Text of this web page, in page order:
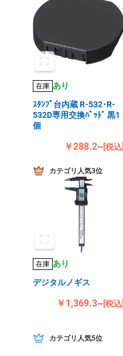
在庫 あり
ｽﾀﾝﾌﾟ台内蔵 R-532･R-
532D専用交換ﾊﾟｯﾄﾞ 黒1
個
￥288.2~[税込]
カテゴリ人気3位
在庫 あり
デジタルノギス
￥1,369.3~[税込]
カテゴリ人気5位